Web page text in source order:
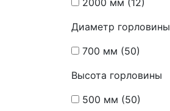
Диаметр горловины
700 мм (50)
Высота горловины
500 мм (50)